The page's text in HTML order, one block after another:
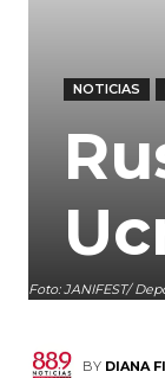
Foto: JANIFEST/
NOTICIAS
BY DIANA